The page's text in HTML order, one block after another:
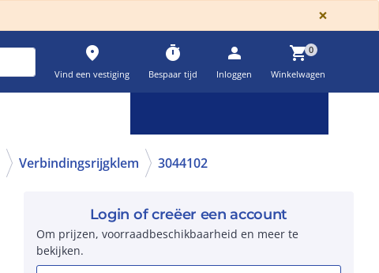
×
place
Vind een vestiging
timer
Bespaar tijd
person
Inloggen
shopping_cart0
Winkelwagen
Verbindingsrijgklem 3044102
Login of creëer een account
Om prijzen, voorraadbeschikbaarheid en meer te
bekijken.